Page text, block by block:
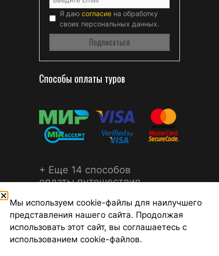
Я даю согласие на обработку
своих персональных данных.
Способы оплаты туров
+ Еще 14 способов
оплаты путешествия
©2026 Турагентство Турсфера - Поиск туров от надежных
Мы используем cookie-файлы для наилучшего
представления нашего сайта. Продолжая
использовать этот сайт, вы соглашаетесь с
использованием cookie-файлов.